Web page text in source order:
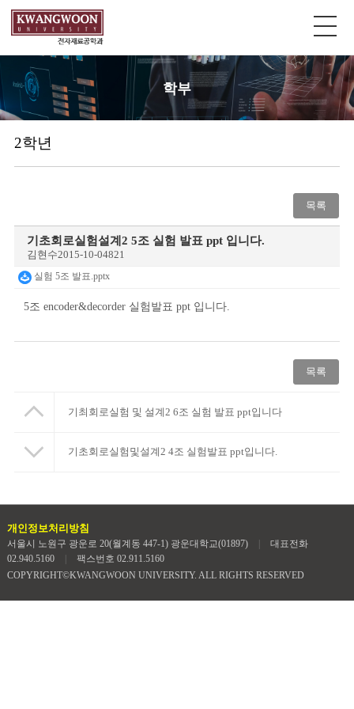
학부
2학년
목록
기초회로실험설계2 5조 실험 발표 ppt 입니다.
김현수2015-10-04821
실험 5조 발표.pptx
5조 encoder&decorder 실험발표 ppt 입니다.
목록
기최회로실험 및 설계2 6조 실험 발표 ppt입니다
기초회로실험및설계2 4조 실험발표 ppt입니다.
개인정보처리방침
서울시 노원구 광운로 20(월계동 447-1) 광운대학교(01897)
대표전화
02.940.5160
팩스번호 02.911.5160
COPYRIGHT©KWANGWOON UNIVERSITY. ALL RIGHTS RESERVED